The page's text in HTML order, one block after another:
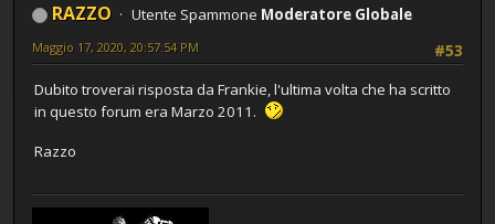
RAZZO Utente Spammone Moderatore Globale
#53
Maggio 17, 2020, 20:57:54 PM
Dubito troverai risposta da Frankie, l'ultima volta che ha scritto
in questo forum era Marzo 2011.
Razzo